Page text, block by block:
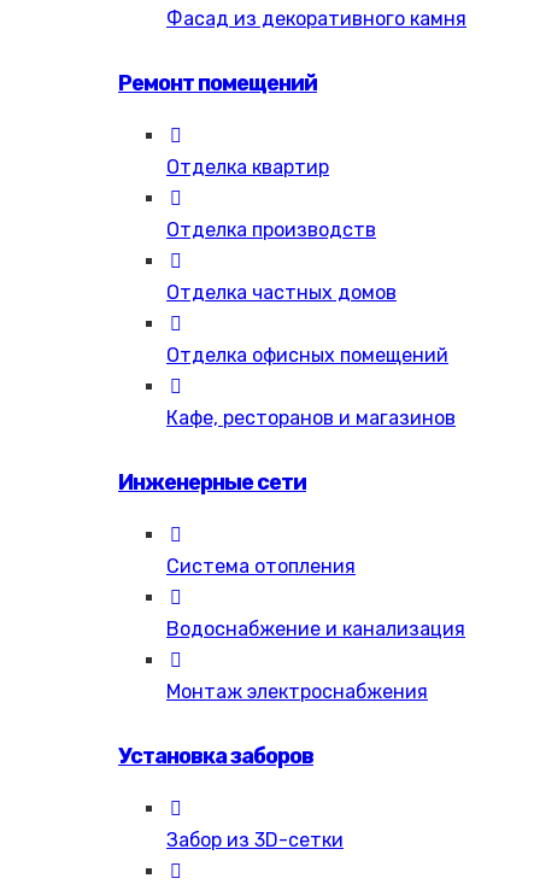
Фасад из декоративного камня
Ремонт помещений
Отделка квартир
Отделка производств
Отделка частных домов
Отделка офисных помещений
Кафе, ресторанов и магазинов
Инженерные сети
Система отопления
Водоснабжение и канализация
Монтаж электроснабжения
Установка заборов
Забор из 3D-сетки